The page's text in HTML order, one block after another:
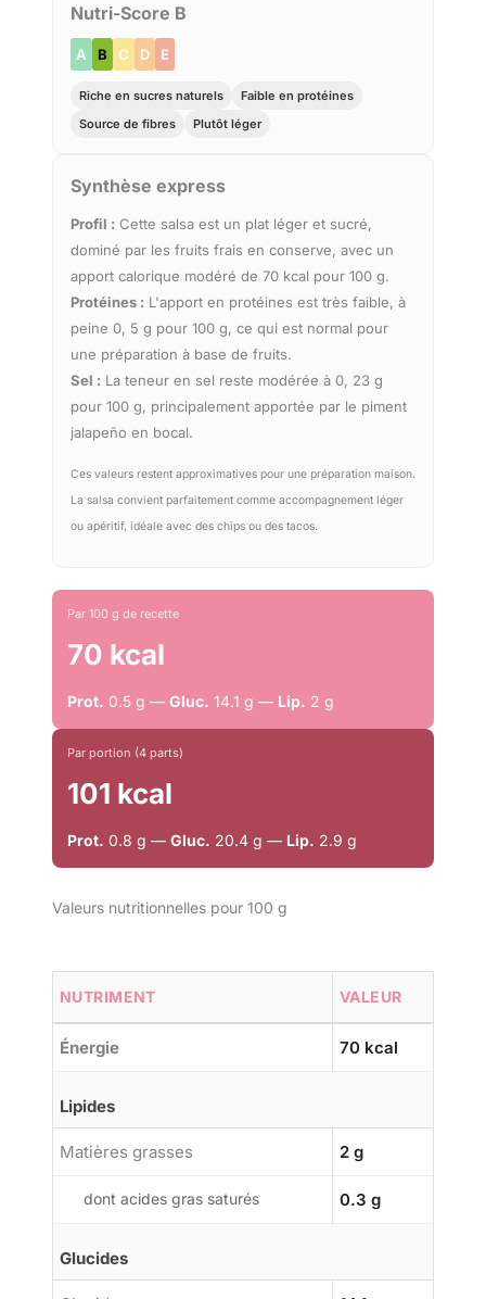
Nutri-Score B
A B C D E
Riche en sucres naturels
Faible en protéines
Source de fibres
Plutôt léger
Synthèse express
Profil : Cette salsa est un plat léger et sucré,
dominé par les fruits frais en conserve, avec un
apport calorique modéré de 70 kcal pour 100 g.
Protéines : L'apport en protéines est très faible, à
peine 0, 5 g pour 100 g, ce qui est normal pour
une préparation à base de fruits.
Sel : La teneur en sel reste modérée à 0, 23 g
pour 100 g, principalement apportée par le piment
jalapeño en bocal.
Ces valeurs restent approximatives pour une préparation maison.
La salsa convient parfaitement comme accompagnement léger
ou apéritif, idéale avec des chips ou des tacos.
Par 100 g de recette
70 kcal
Prot. 0.5 g — Gluc. 14.1 g — Lip. 2 g
Par portion (4 parts)
101 kcal
Prot. 0.8 g — Gluc. 20.4 g — Lip. 2.9 g
Valeurs nutritionnelles pour 100 g
NUTRIMENT VALEUR
Énergie 70 kcal
Lipides
Matières grasses 2 g
dont acides gras saturés 0.3 g
Glucides